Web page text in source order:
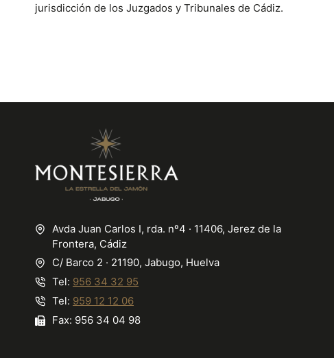
jurisdicción de los Juzgados y Tribunales de Cádiz.
Avda Juan Carlos I, rda. nº4 · 11406, Jerez de la
Frontera, Cádiz
C/ Barco 2 · 21190, Jabugo, Huelva
Tel: 956 34 32 95
Tel: 959 12 12 06
Fax: 956 34 04 98